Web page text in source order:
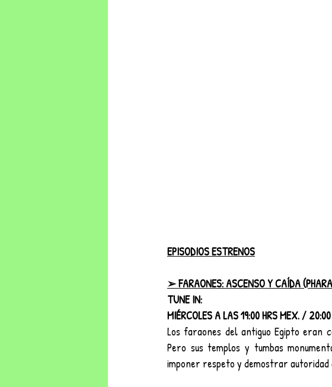
EPISODIOS ESTRENOS
➢ FARAONES: ASCENSO Y CAÍDA
TUNE IN:
MIÉRCOLES A LAS 19:00 HRS MEX. /
Los faraones del antiguo Egipto eran
Pero sus templos y tumbas
imponer respeto y demostrar